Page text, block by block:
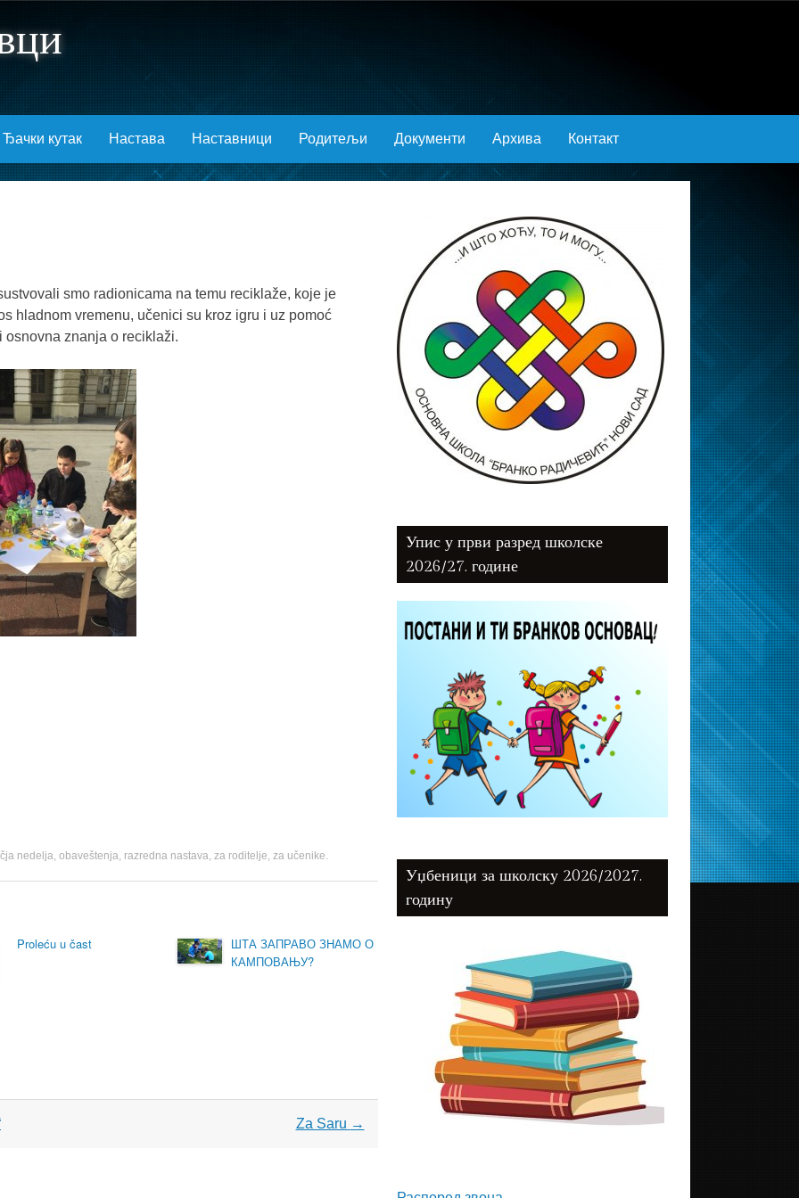
Ђачки кутак Настава Наставници Родитељи Документи Архива Контакт
smo radionicama na temu reciklaže, koje je
hladnom vremenu, učenici su kroz igru i uz pomoć
znanja o reciklaži.
nedelja, obaveštenja, razredna nastava, za roditelje, za učenike.
Proleću u čast
ШТА ЗАПРАВО ЗНАМО О
КАМПОВАЊУ?
Za Saru →
Упис у први разред школске
2026/27. године
Уџбеници за школску 2026/2027.
годину